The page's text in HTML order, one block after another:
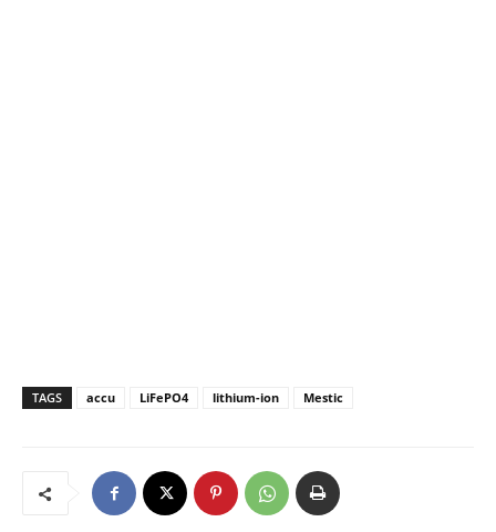
TAGS accu LiFePO4 lithium-ion Mestic